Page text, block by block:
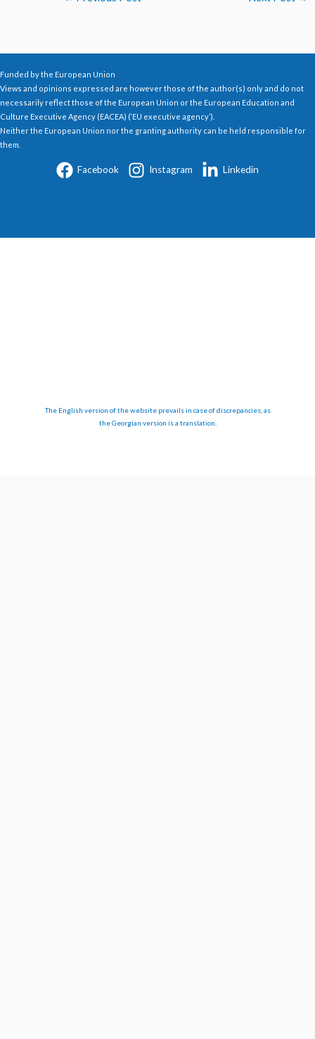
Funded by the European Union
Views and opinions expressed are however those of the author(s) only and do not
necessarily reflect those of the European Union or the European Education and
Culture Executive Agency (EACEA) (‘EU executive agency’).
Neither the European Union nor the granting authority can be held responsible for
them.
Facebook Instagram Linkedin
The English version of the website prevails in case of discrepancies, as
the Georgian version is a translation.